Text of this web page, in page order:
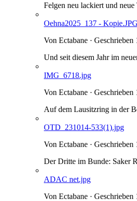
Felgen neu lackiert und
Oehna2025_137 - Kopie.JPG
Von Ectabane · Geschrieben
Und seit diesem Jahr im
IMG_6718.jpg
Von Ectabane · Geschrieben
Auf dem Lausitzring in der
OTD_231014-533(1).jpg
Von Ectabane · Geschrieben
Der Dritte im Bunde: Saker
ADAC net.jpg
Von Ectabane · Geschrieben